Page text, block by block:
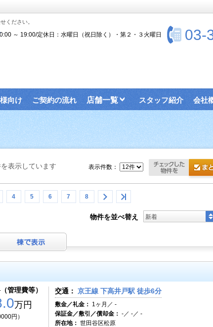
ください。
03-
～ 19:00/定休日：水曜日（祝日除く）・第２・３火曜日
向け ご契約の流れ 店舗一覧 スタッフ紹介 会社
表示しています
4 5 6 7 8
表示件数：
物件を並べ替え 新着
管理費等）
万円
円）
交通： 京王線 下高井戸駅 徒歩6分
敷金／礼金： 1ヶ月／ -
保証金／敷引／償却金： -／ -／ -
所在地： 世田谷区松原